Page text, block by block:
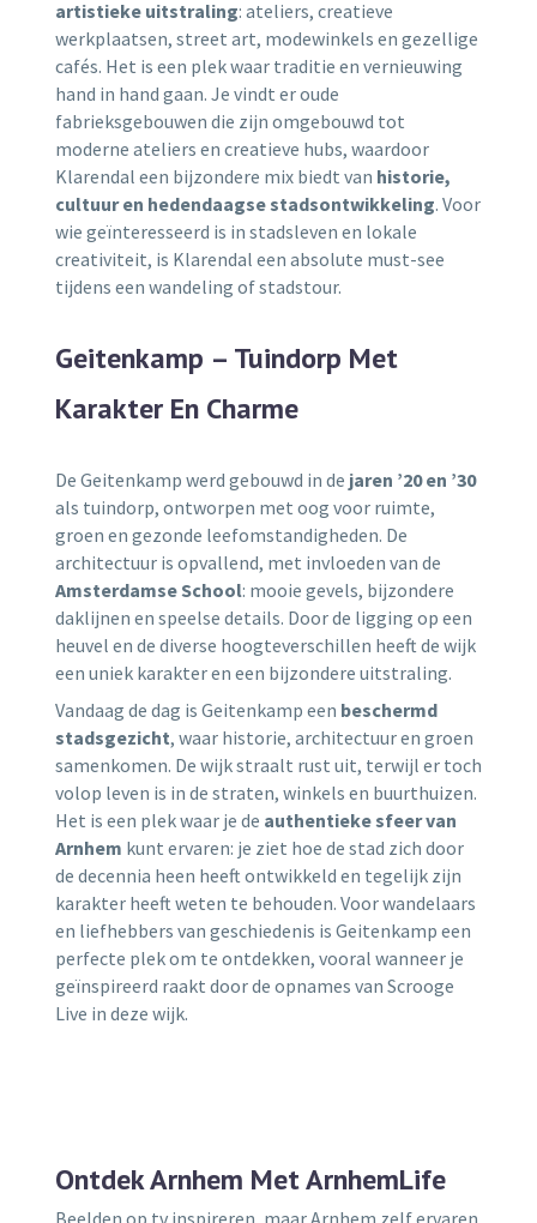
artistieke uitstraling: ateliers, creatieve
werkplaatsen, street art, modewinkels en gezellige
cafés. Het is een plek waar traditie en vernieuwing
hand in hand gaan. Je vindt er oude
fabrieksgebouwen die zijn omgebouwd tot
moderne ateliers en creatieve hubs, waardoor
Klarendal een bijzondere mix biedt van historie,
cultuur en hedendaagse stadsontwikkeling. Voor
wie geïnteresseerd is in stadsleven en lokale
creativiteit, is Klarendal een absolute must-see
tijdens een wandeling of stadstour.
Geitenkamp – Tuindorp Met
Karakter En Charme
De Geitenkamp werd gebouwd in de jaren ’20 en ’30
als tuindorp, ontworpen met oog voor ruimte,
groen en gezonde leefomstandigheden. De
architectuur is opvallend, met invloeden van de
Amsterdamse School: mooie gevels, bijzondere
daklijnen en speelse details. Door de ligging op een
heuvel en de diverse hoogteverschillen heeft de wijk
een uniek karakter en een bijzondere uitstraling.
Vandaag de dag is Geitenkamp een beschermd
stadsgezicht, waar historie, architectuur en groen
samenkomen. De wijk straalt rust uit, terwijl er toch
volop leven is in de straten, winkels en buurthuizen.
Het is een plek waar je de authentieke sfeer van
Arnhem kunt ervaren: je ziet hoe de stad zich door
de decennia heen heeft ontwikkeld en tegelijk zijn
karakter heeft weten te behouden. Voor wandelaars
en liefhebbers van geschiedenis is Geitenkamp een
perfecte plek om te ontdekken, vooral wanneer je
geïnspireerd raakt door de opnames van Scrooge
Live in deze wijk.
Ontdek Arnhem Met ArnhemLife
Beelden op tv inspireren, maar Arnhem zelf ervaren